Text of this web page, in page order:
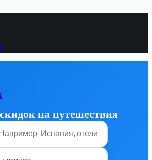
на путешествия